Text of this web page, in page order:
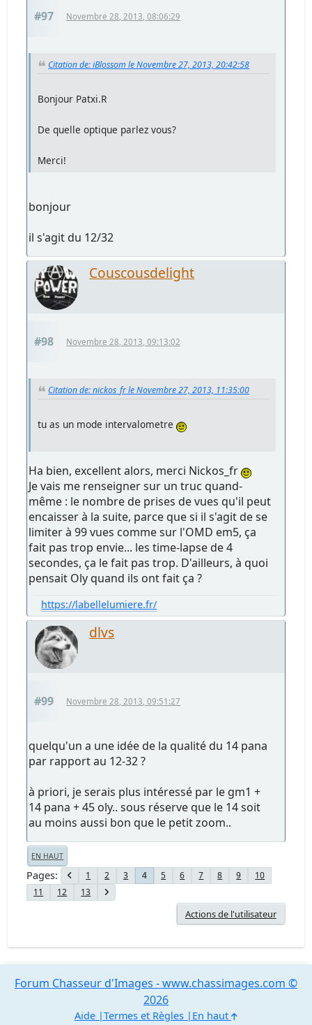
#97 Novembre 28, 2013, 08:06:29
Citation de: iBlossom le Novembre 27, 2013, 20:42:58
Bonjour Patxi.R
De quelle optique parlez vous?
Merci!
bonjour
il s'agit du 12/32
Couscousdelight
#98 Novembre 28, 2013, 09:13:02
Citation de: nickos_fr le Novembre 27, 2013, 11:35:00
tu as un mode intervalometre
Ha bien, excellent alors, merci Nickos_fr
Je vais me renseigner sur un truc quand-
même : le nombre de prises de vues qu'il peut
encaisser à la suite, parce que si il s'agit de se
limiter à 99 vues comme sur l'OMD em5, ça
fait pas trop envie... les time-lapse de 4
secondes, ça le fait pas trop. D'ailleurs, à quoi
pensait Oly quand ils ont fait ça ?
https://labellelumiere.fr/
dlvs
#99 Novembre 28, 2013, 09:51:27
quelqu'un a une idée de la qualité du 14 pana
par rapport au 12-32 ?
à priori, je serais plus intéressé par le gm1 +
14 pana + 45 oly.. sous réserve que le 14 soit
au moins aussi bon que le petit zoom..
EN HAUT
Pages 1 2 3 4 5 6 7 8 9
10
11
12 13
Actions de l'utilisateur
Forum Chasseur d'Images - www.chassimages.com ©
2026
Aide Termes et Règles En haut